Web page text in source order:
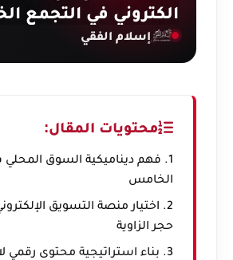
الكتروني في التجمع
إسلام الفقي
محتويات المقال:
1. فهم ديناميكية السوق
الخامس
2. اختيار منصة التسويق
حجر الزاوية
3. بناء استراتيجية محتوى رقمي لا تقاوم